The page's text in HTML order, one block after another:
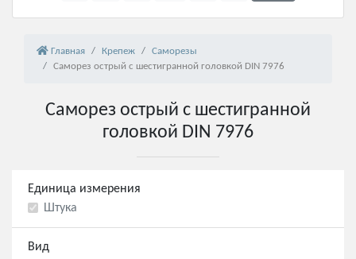
Главная Крепеж
Саморезы
Саморез острый с шестигранной головкой DIN 7976
Саморез острый с шестигранной
головкой DIN 7976
Единица измерения
Штука
Вид